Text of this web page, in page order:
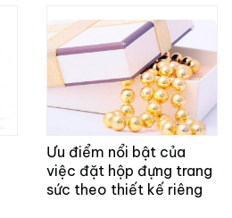
Ưu điểm nổi bật của
việc đặt hộp đựng trang
sức theo thiết kế riêng